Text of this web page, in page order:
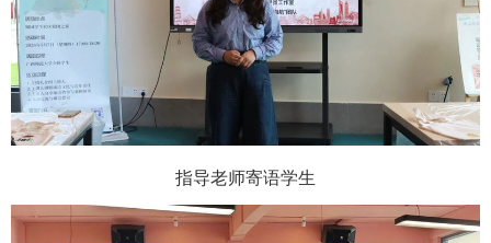
指导老师寄语学生